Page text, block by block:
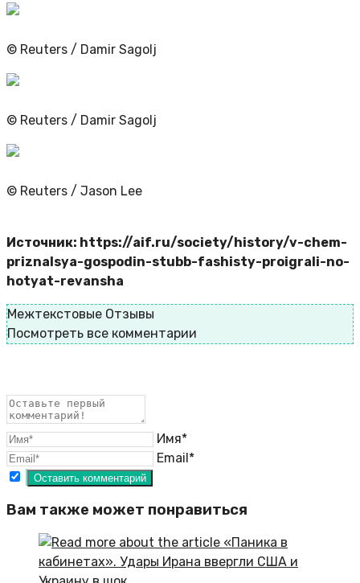
© Reuters / Damir Sagolj
© Reuters / Damir Sagolj
© Reuters / Jason Lee
Источник: https://aif.ru/society/history/v-chem-
priznalsya-gospodin-stubb-fashisty-proigrali-no-
hotyat-revansha
Межтекстовые Отзывы
Посмотреть все комментарии
Имя*
Email*
Вам также может понравиться